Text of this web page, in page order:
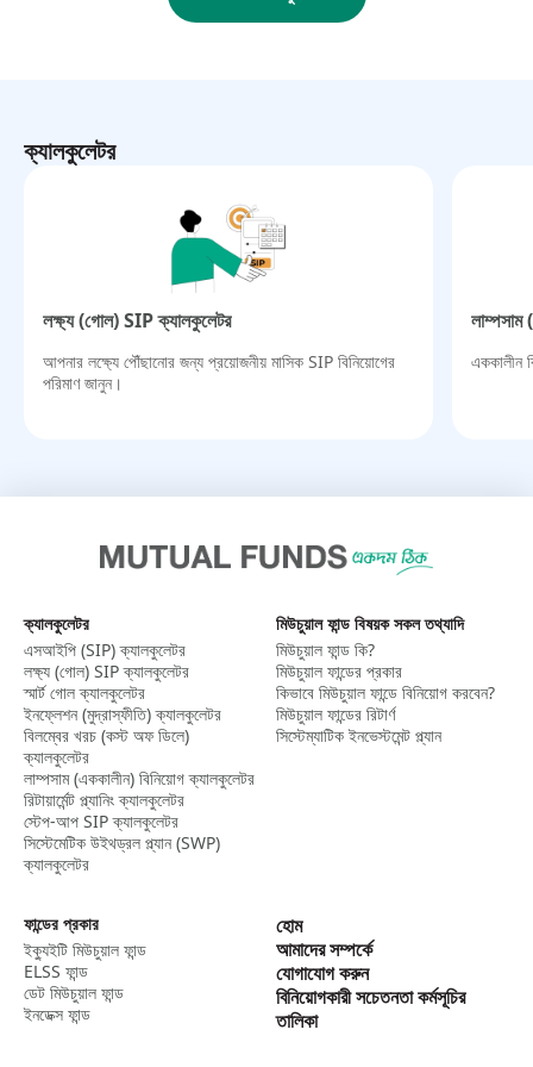
ক্যালকুলেটর
লক্ষ্য (গোল) SIP ক্যালকুলেটর​
আপনার লক্ষ্যে পৌঁছানোর জন্য প্রয়োজনীয় মাসিক SIP বিনিয়োগের
পরিমাণ জানুন।
লাম্পসাম
এককালীন
ক্যালকুলেটর
এসআইপি (SIP) ক্যালকুলেটর​
লক্ষ্য (গোল) SIP ক্যালকুলেটর​
স্মার্ট গোল ক্যালকুলেটর​
ইনফ্লেশন (মুদ্রাস্ফীতি) ক্যালকুলেটর​
বিলম্বের খরচ (কস্ট অফ ডিলে)
ক্যালকুলেটর
লাম্পসাম (এককালীন) বিনিয়োগ ক্যালকুলেটর​
রিটায়ার্মেন্ট প্ল্যানিং ক্যালকুলেটর
স্টেপ-আপ SIP ক্যালকুলেটর​
সিস্টেমেটিক উইথড্রল প্ল্যান (SWP)
ক্যালকুলেটর​
মিউচুয়াল ফান্ড বিষয়ক সকল তথ্যাদি
মিউচুয়াল ফান্ড কি?
মিউচুয়াল ফান্ডের প্রকার
কিভাবে মিউচুয়াল ফান্ডে বিনিয়োগ করবেন?
মিউচুয়াল ফান্ডের রিটার্ণ
সিস্টেম্যাটিক ইনভেস্টমেন্ট প্ল্যান
ফান্ডের প্রকার
ইক্যুইটি মিউচুয়াল ফান্ড
ELSS ফান্ড
ডেট মিউচুয়াল ফান্ড
ইনডেক্স ফান্ড
হোম
আমাদের সম্পর্কে
যোগাযোগ করুন
বিনিয়োগকারী সচেতনতা কর্মসূচির
তালিকা